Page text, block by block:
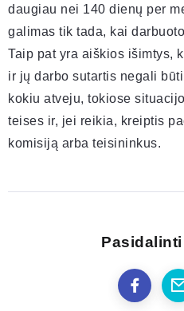
daugiau nei 140 dienų per
galimas tik tada, kai
Taip pat yra aiškios išimtys,
ir jų darbo sutartis negali
kokiu atveju, tokiose
teises ir, jei reikia, kreiptis
komisiją arba teisininkus.